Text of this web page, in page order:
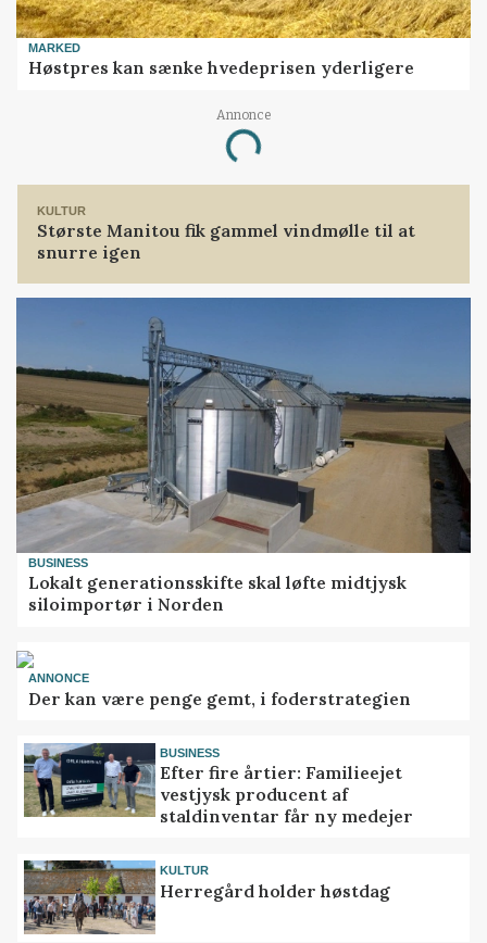
MARKED
Høstpres kan sænke hvedeprisen yderligere
Annonce
Loading...
KULTUR
Største Manitou fik gammel vindmølle til at
snurre igen
BUSINESS
Lokalt generationsskifte skal løfte midtjysk
siloimportør i Norden
ANNONCE
Der kan være penge gemt, i foderstrategien
BUSINESS
Efter fire årtier: Familieejet
vestjysk producent af
staldinventar får ny medejer
KULTUR
Herregård holder høstdag